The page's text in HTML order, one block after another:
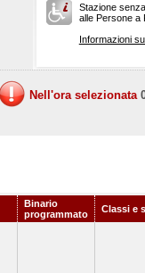
Stazione
alle Persone a
Informazioni
Nell'ora selezionata
Binario
programmato
Classi e